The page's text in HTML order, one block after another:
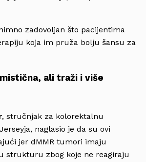
zadovoljan što pacijentima
koja im pruža bolju šansu za
ali traži i više
, stručnjak za kolorektalnu
naglasio je da su ovi
jer dMMR tumori imaju
strukturu zbog koje ne reagiraju